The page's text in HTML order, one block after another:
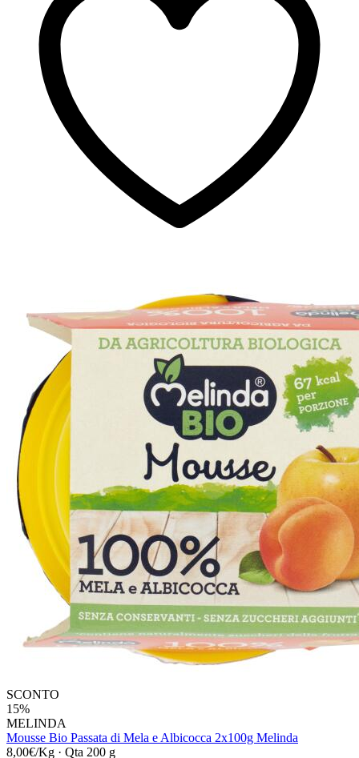
SCONTO
15%
MELINDA
Mousse Bio Passata di Mela e Albicocca 2x100g Melinda
8,00€/Kg · Qta 200 g